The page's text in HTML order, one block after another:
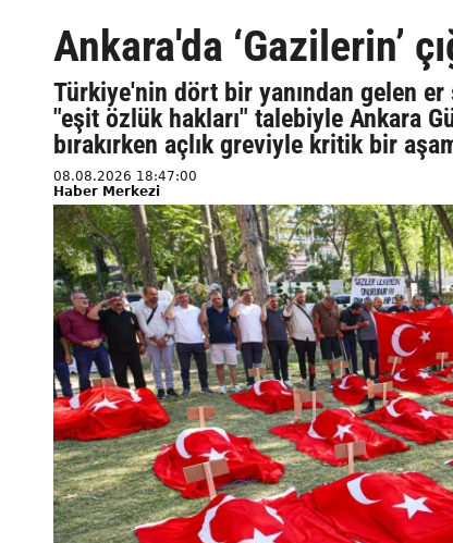
Ankara'da ‘Gazilerin’
Türkiye'nin dört bir yanından gelen
"eşit özlük hakları" talebiyle Ankara
bırakırken açlık greviyle kritik bir
08.08.2026 18:47:00
Haber Merkezi